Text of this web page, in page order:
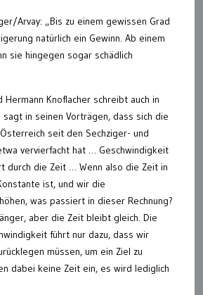
Arvay: „Bis zu einem gewissen Grad
natürlich ein Gewinn. Ab einem
sie hingegen sogar schädlich
Hermann Knoflacher schreibt auch in
sagt in seinen Vorträgen, dass sich die
seit den Sechziger- und
vervierfacht hat … Geschwindigkeit
durch die Zeit … Wenn also die Zeit in
ist, und wir die
was passiert in dieser Rechnung?
aber die Zeit bleibt gleich. Die
führt nur dazu, dass wir
müssen, um ein Ziel zu
dabei keine Zeit ein, es wird lediglich